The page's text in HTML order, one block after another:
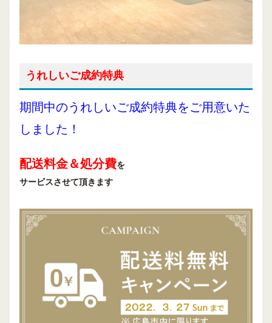
うれしいご成約特典
期間中のうれしいご成約特典をご用意いた
しました！
配送料金＆処分費を
サービスさせて頂きます